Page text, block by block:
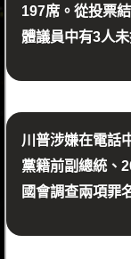
197席。從投票
體議員中有3人
川普涉嫌在電話
黨籍前副總統、
國會調查兩項罪